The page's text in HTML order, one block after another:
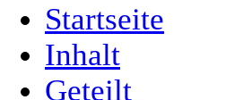
Startseite
Inhalt
Geteilt